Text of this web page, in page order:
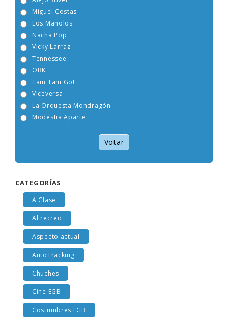
Alejo Stivel
Miguel Costas
Nacha Pop
Vicky Larraz
La Orquesta Mondragón
Modestia Aparte
Votar
A Clase
Al recreo
Aspecto actual
AutoTracking
Chuches
Cine EGB
Costumbres EGB